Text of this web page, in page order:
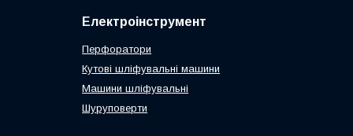
Електроінструмент
Перфоратори
Кутові шліфувальні машини
Машини шліфувальні
Шуруповерти